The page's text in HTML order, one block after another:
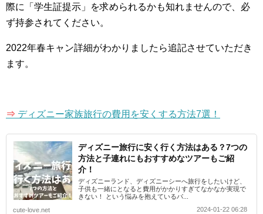
際に「学生証提示」を求められるかも知れませんので、必
ず持参されてください。
2022年春キャン詳細がわかりましたら追記させていただき
ます。
⇒ ディズニー家族旅行の費用を安くする方法7選！
ディズニー旅行に安く行く方法はある？7つの
方法と子連れにもおすすめなツアーもご紹
介！
ディズニーランド、ディズニーシーへ旅行をしたいけど、
子供も一緒にとなると費用がかかりすぎてなかなか実現で
きない！ という悩みを抱えているパ...
cute-love.net
2024-01-22 06:28